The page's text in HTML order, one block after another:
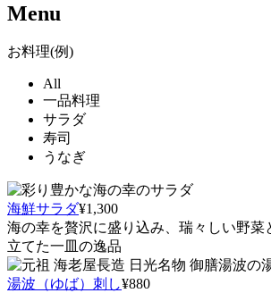
Menu
お料理(例)
All
一品料理
サラダ
寿司
うなぎ
海鮮サラダ¥1,300
海の幸を贅沢に盛り込み、瑞々しい野菜
立てた一皿の逸品
湯波（ゆば）刺し¥880